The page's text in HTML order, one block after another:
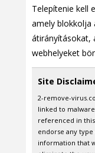
Telepítenie kell
amely blokkolja
átirányításokat,
webhelyeket
Site
2-remove-
linked to
referenced in
endorse any
information that